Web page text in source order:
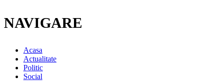
NAVIGARE
Acasa
Actualitate
Politic
Social